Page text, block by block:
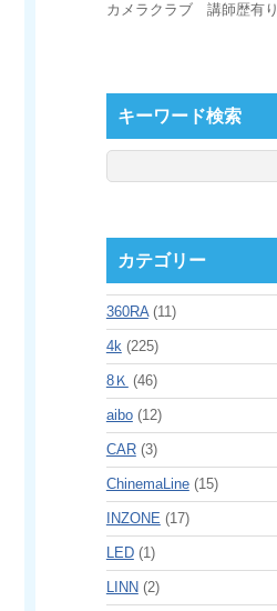
カメラクラブ 講師歴有り
キーワード検索
カテゴリー
360RA(11)
4k (225)
8Ｋ (46)
aibo(12)
CAR(3)
ChinemaLine(15)
INZONE (17)
LED(1)
LINN (2)